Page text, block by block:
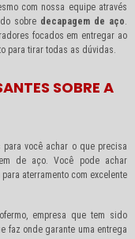
com nossa equipe através
sobre decapagem de aço
focados em entregar ao
para tirar todas as dúvidas.
SOBRE A
para você achar o que precisa
de aço. Você pode achar
aterramento com excelente
empresa que tem sido
faz onde garante uma entrega